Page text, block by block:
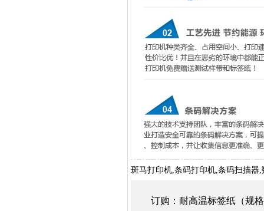
斑马打印机,条码打印机,条码扫描器
订购：耐高温标签纸（规